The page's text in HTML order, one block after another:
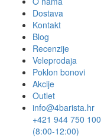
Dostava
Kontakt
Blog
Recenzije
Veleprodaja
Poklon bonovi
Akcije
Outlet
info@4barista.hr
+421 944 750 100
(8:00-12:00)